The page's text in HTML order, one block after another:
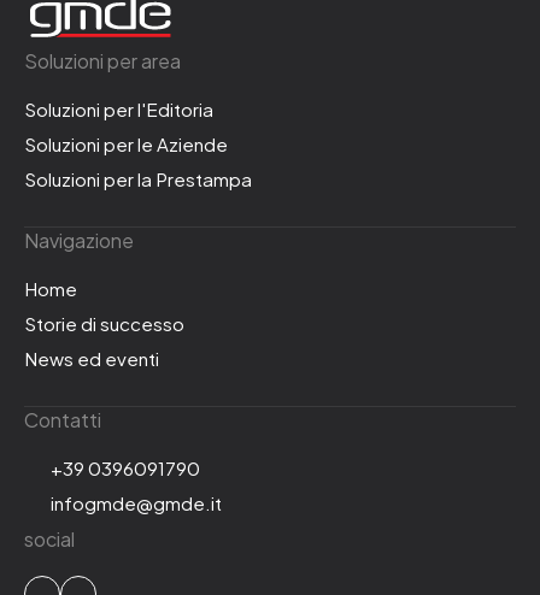
Soluzioni per area
Soluzioni per l'Editoria
Soluzioni per le Aziende
Soluzioni per la Prestampa
Navigazione
Home
Storie di successo
News ed eventi
Contatti
+39 0396091790
infogmde@gmde.it
social